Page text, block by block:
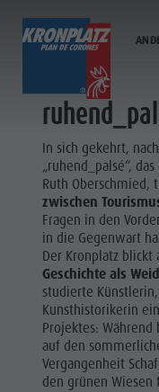
TICKETS & PREISE
BIKE
MMM
Der Kronplatz
Preise
Online Shop
Ticketverkaufsstellen
Betriebszeiten
Verkaufsbedingungen
Dolomiti
Verhaltensregeln
Betriebszeiten
Der Berg
Aufstiegsanlagen
Nachtskilauf
Neuheiten 2026/27
Kronplatz Bike Park
Wandern
Familie & Kinder
MMM Corones
Lumen Museum
Concordia 2000
Paragleiten &
Helikopterflug
Skyscraper
Zip-Line
Hütten & Restaurants
Weitere Events
Merchandise
Nachhaltigkeit
VIA ARTIS
In sich gekehrt,
„ruhend_palsé“,
Ruth
zwischen
Fragen in den
in die Gegenwart
Der Kronplatz
Geschichte als
studierte
Kunsthistorikerin
Projektes:
auf den
Vergangenheit
den grünen